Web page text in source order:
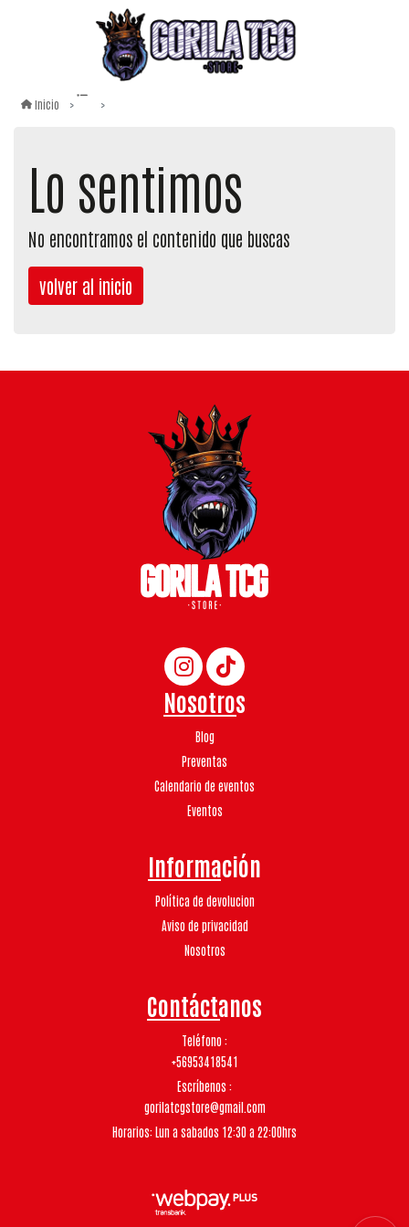
Inicio
Lo sentimos
No encontramos el contenido que buscas
volver al inicio
Nosotros
Blog
Preventas
Calendario de eventos
Eventos
Información
Política de devolucion
Aviso de privacidad
Nosotros
Contáctanos
Teléfono
+56953418541
Escríbenos
gorilatcgstore@gmail.com
Horarios: Lun a sabados 12:30 a 22:00hrs